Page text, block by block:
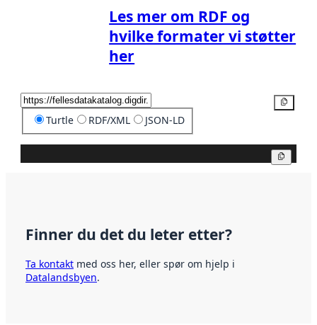
Les mer om RDF og
hvilke formater vi støtter
her
Turtle RDF/XML JSON-LD
Finner du det du leter etter?
Ta kontakt med oss her, eller spør om hjelp i
Datalandsbyen.